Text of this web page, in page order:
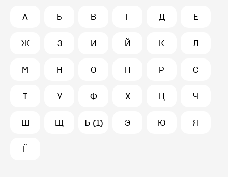
А Б В Г Д Е
Ж З И Й К Л
М Н О П Р С
Т У Ф Х Ц Ч
Ш Щ Ъ (1) Э Ю Я
Ё